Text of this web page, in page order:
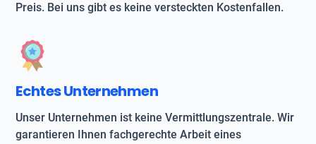
Preis. Bei uns gibt es keine versteckten Kostenfallen.
Echtes Unternehmen
Unser Unternehmen ist keine Vermittlungszentrale. Wir
garantieren Ihnen fachgerechte Arbeit eines